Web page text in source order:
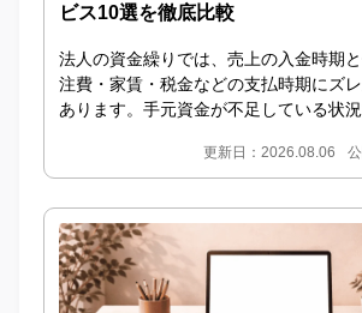
ビス10選を徹底比較
法人の資金繰りでは、売上の入金時期
注費・家賃・税金などの支払時期にズ
あります。手元資金が不足している状況
更新日：2026.08.06